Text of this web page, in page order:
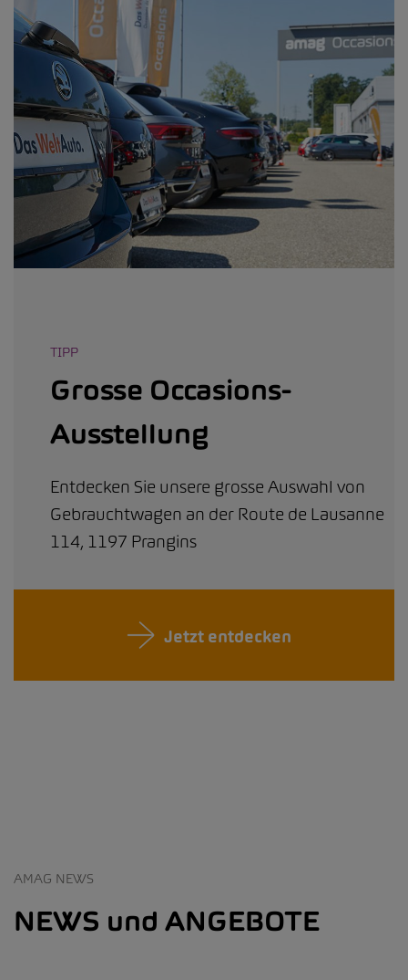
TIPP
Grosse Occasions-
Ausstellung
Entdecken Sie unsere grosse Auswahl von
Gebrauchtwagen an der Route de Lausanne
114, 1197 Prangins
Jetzt entdecken
AMAG NEWS
NEWS und ANGEBOTE